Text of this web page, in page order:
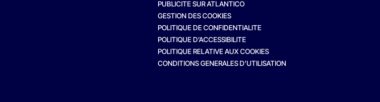
PUBLICITE SUR ATLANTICO
GESTION DES COOKIES
POLITIQUE DE CONFIDENTIALITE
POLITIQUE D’ACCESSIBILITE
POLITIQUE RELATIVE AUX COOKIES
CONDITIONS GENERALES D’UTILISATION